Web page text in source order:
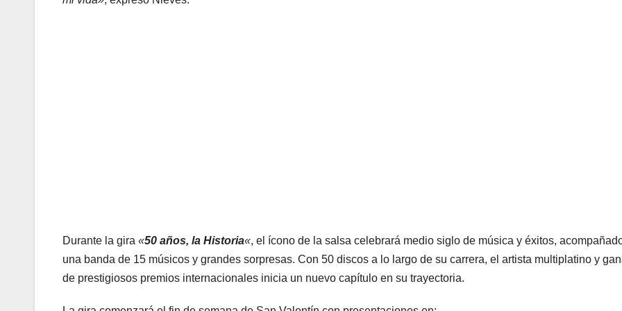
Durante la gira «50 años, la Historia«, el ícono de la salsa celebrará medio siglo de música y éxitos,
una banda de 15 músicos y grandes sorpresas. Con 50 discos a lo largo de su carrera, el artista multiplatino y
de prestigiosos premios internacionales inicia un nuevo capítulo en su trayectoria.